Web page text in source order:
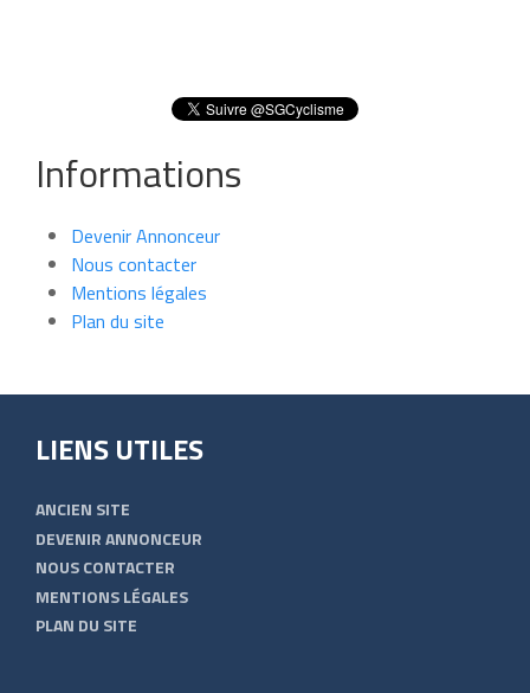
Informations
Devenir Annonceur
Nous contacter
Mentions légales
Plan du site
LIENS UTILES
ANCIEN SITE
DEVENIR ANNONCEUR
NOUS CONTACTER
MENTIONS LÉGALES
PLAN DU SITE